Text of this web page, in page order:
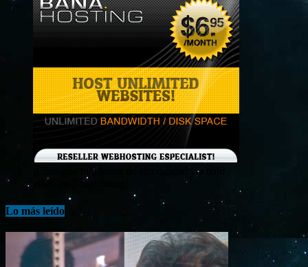
¡Consigue tu hosting de alta calidad y a bajo
costo en Banahosting!
Lo más leído